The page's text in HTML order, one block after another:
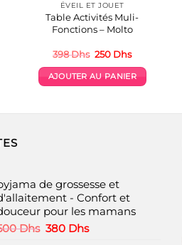
ÉVEIL ET JOUET
Table Activités Muli-
Fonctions – Molto
398Dhs Le
initial
était :
250 DhsLe
actuel
est :
AJOUTER AU PANIER
de grossesse et
- Confort et
pour les mamans
Dhs Le
380 DhsLe